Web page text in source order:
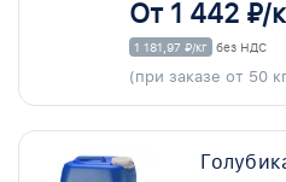
От 1 442 ₽/
1 181,97 ₽/кг без НДС
(при заказе от 50